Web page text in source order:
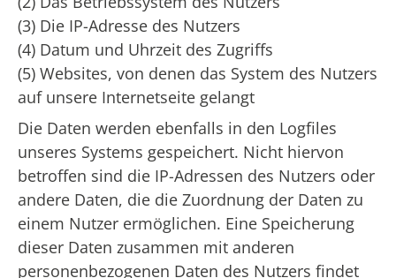
(3) Die IP-Adresse des Nutzers
(4) Datum und Uhrzeit des Zugriffs
(5) Websites, von denen das System des Nutzers
auf unsere Internetseite gelangt
Die Daten werden ebenfalls in den Logfiles
unseres Systems gespeichert. Nicht hiervon
betroffen sind die IP-Adressen des Nutzers oder
andere Daten, die die Zuordnung der Daten zu
einem Nutzer ermöglichen. Eine Speicherung
dieser Daten zusammen mit anderen
personenbezogenen Daten des Nutzers findet